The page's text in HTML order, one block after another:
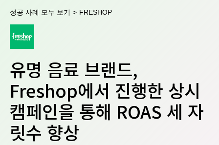
성공 사례 모두 보기 > FRESHOP
유명 음료 브랜드,
Freshop에서 진행한 상시
캠페인을 통해 ROAS 세 자
릿수 향상